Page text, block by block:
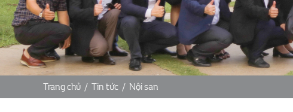
Trang chủ / Tin tức / Nội san